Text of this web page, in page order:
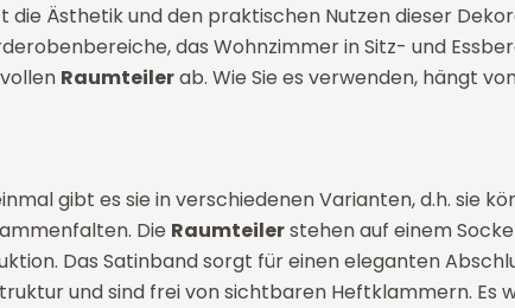
Ästhetik und den praktischen Nutzen dieser
das Wohnzimmer in Sitz- und
Raumteilerab. Wie Sie es verwenden, hängt
gibt es sie in verschiedenen Varianten, d.h. sie
Die Raumteilerstehen auf einem
Das Satinband sorgt für einen eleganten
und sind frei von sichtbaren Heftklammern. Es